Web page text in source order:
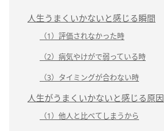
人生うまくいかないと感じる瞬間
（1）評価されなかった時
（2）病気やけがで弱っている時
（3）タイミングが合わない時
人生がうまくいかないと感じる原因
（1）他人と比べてしまうから